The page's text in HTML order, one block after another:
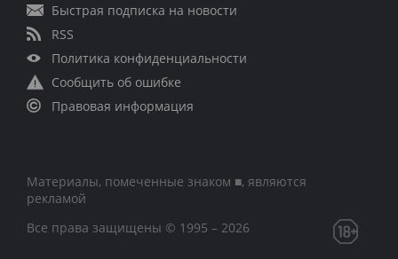
Быстрая подписка на новости
RSS
Политика конфиденциальности
Сообщить об ошибке
Правовая информация
Материалы, помеченные знаком ■, являются
рекламой
Все права защищены © 1995 – 2026